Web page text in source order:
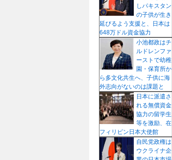
しパキスタン
の子供が生き
延びるよう支援と、日本は
648万ドル資金協力
小池都政はチ
ルドレンファ
ーストで幼稚
園・保育所か
ら多文化共生へ、子供に海
外志向がないのは課題と
日本に派遣さ
れる無償資金
協力の留学生
等を激励、在
フィリピン日本大使館
自民党政権は
ウクライナ企